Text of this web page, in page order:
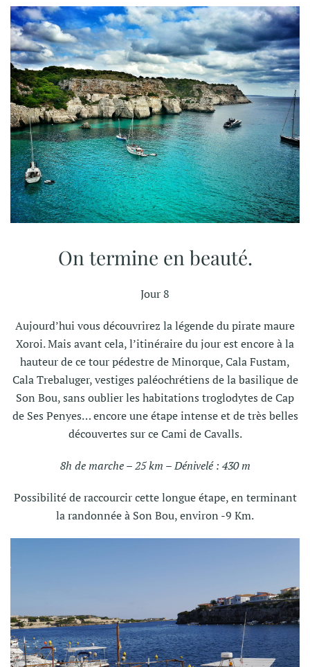
On termine en beauté.
Jour 8
Aujourd’hui vous découvrirez la légende du pirate maure
Xoroi. Mais avant cela, l’itinéraire du jour est encore à la
hauteur de ce tour pédestre de Minorque, Cala Fustam,
Cala Trebaluger, vestiges paléochrétiens de la basilique de
Son Bou, sans oublier les habitations troglodytes de Cap
de Ses Penyes… encore une étape intense et de très belles
découvertes sur ce Cami de Cavalls.
8h de marche – 25 km – Dénivelé : 430 m
Possibilité de raccourcir cette longue étape, en terminant
la randonnée à Son Bou, environ -9 Km.